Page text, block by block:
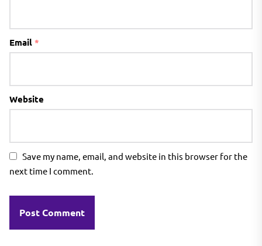
Email *
Website
Save my name, email, and website in this browser for the
next time I comment.